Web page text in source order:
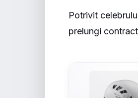
Potrivit
prelungi